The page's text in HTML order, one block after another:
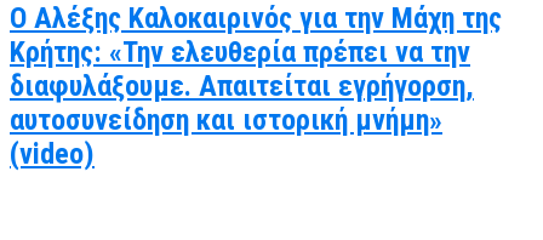
Ο Αλέξης Καλοκαιρινός για την Μάχη της
Κρήτης: «Την ελευθερία πρέπει να την
διαφυλάξουμε. Απαιτείται εγρήγορση,
αυτοσυνείδηση και ιστορική μνήμη»
(video)